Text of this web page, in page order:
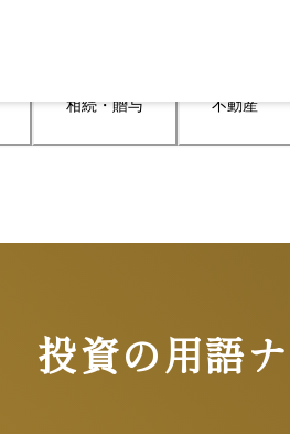
相続・贈与 不動産
投資の用語